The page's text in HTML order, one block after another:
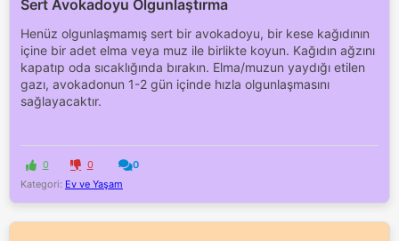
Sert Avokadoyu Olgunlaştırma
Henüz olgunlaşmamış sert bir avokadoyu, bir kese kağıdının
içine bir adet elma veya muz ile birlikte koyun. Kağıdın ağzını
kapatıp oda sıcaklığında bırakın. Elma/muzun yaydığı etilen
gazı, avokadonun 1-2 gün içinde hızla olgunlaşmasını
sağlayacaktır.
0 0
0
Kategori: Ev ve Yaşam